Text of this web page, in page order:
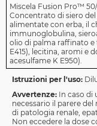
Miscela Fusion Pro™
Concentrato di siero del
alimentate con erba, il
immunoglobulina,
olio di palma raffinato
E415), lecitina, aromi e
acesulfame K E950).
Istruzioni per l'uso:
Avvertenze: In caso di
necessario il parere
di patologia renale,
Non eccedere la dose